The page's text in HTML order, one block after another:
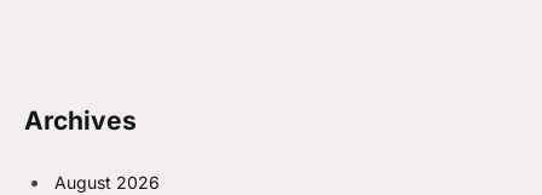
Archives
August 2026